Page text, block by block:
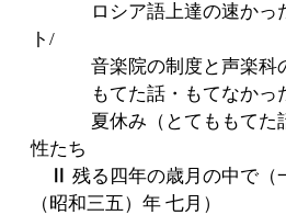
ロシア語上達の速かった
ト/
音楽院の制度と声楽科の
もてた話・もてなかった
夏休み（とてももてた話
性たち
Ⅱ 残る四年の歳月の中で（
（昭和三五）年 七月）